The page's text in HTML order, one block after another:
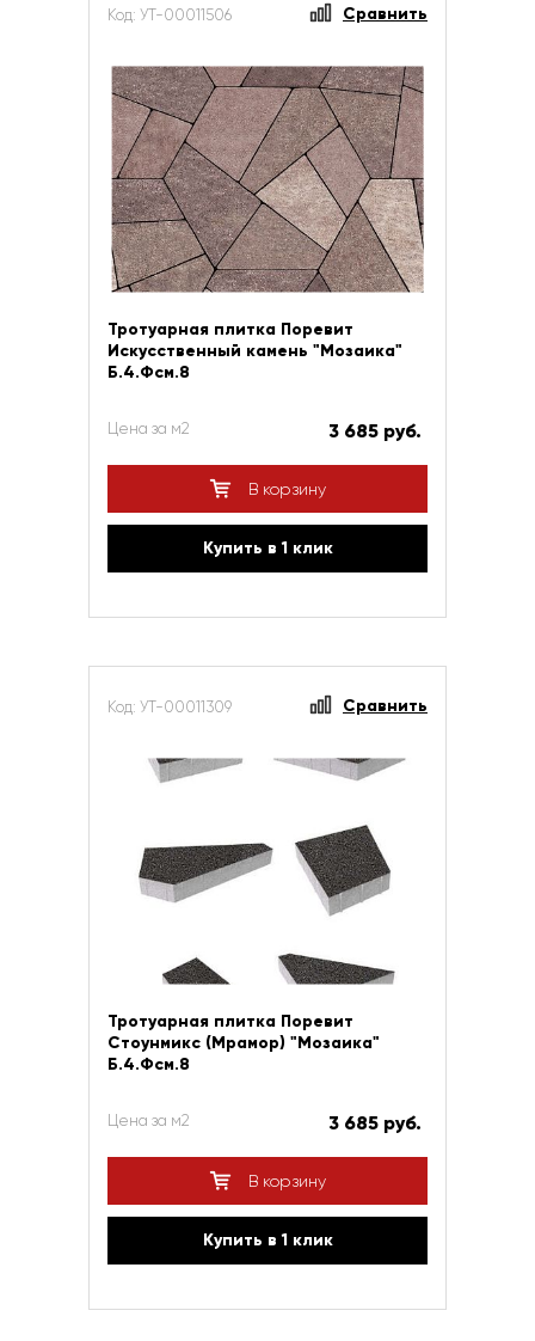
Код: УТ-00011506 Сравнить
Тротуарная плитка Поревит
Искусственный камень "Мозаика"
Б.4.Фсм.8
Цена за м2 3 685 руб.
В корзину
Купить в 1 клик
Код: УТ-00011309 Сравнить
Тротуарная плитка Поревит
Стоунмикс (Мрамор) "Мозаика"
Б.4.Фсм.8
Цена за м2 3 685 руб.
В корзину
Купить в 1 клик